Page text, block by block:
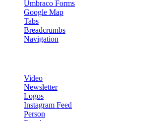
Umbraco Forms
Google Map
Tabs
Breadcrumbs
Navigation
Video
Newsletter
Logos
Instagram Feed
Person